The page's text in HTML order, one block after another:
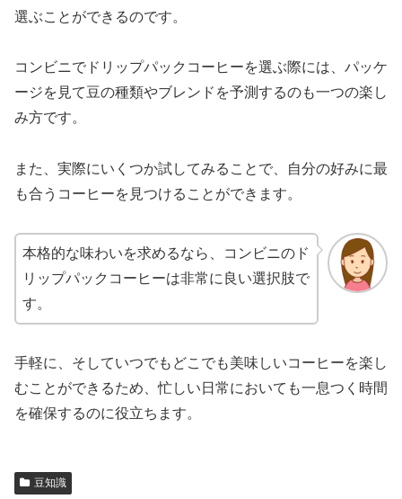
選ぶことができるのです。
コンビニでドリップパックコーヒーを選ぶ際には、パッケ
ージを見て豆の種類やブレンドを予測するのも一つの楽し
み方です。
また、実際にいくつか試してみることで、自分の好みに最
も合うコーヒーを見つけることができます。
本格的な味わいを求めるなら、コンビニのド
リップパックコーヒーは非常に良い選択肢で
す。
手軽に、そしていつでもどこでも美味しいコーヒーを楽し
むことができるため、忙しい日常においても一息つく時間
を確保するのに役立ちます。
豆知識